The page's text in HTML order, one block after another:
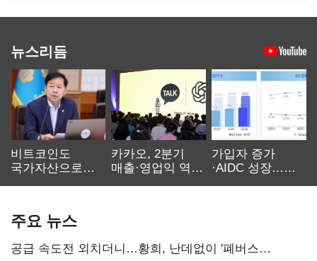
뉴스리듬
비트코인도
국가자산으로…'
카카오, 2분기
매출·영업익 역대
가입자 증가
·AIDC 성장…
주요 뉴스
공급 속도전 외치더니…황희, 난데없이 '폐버스